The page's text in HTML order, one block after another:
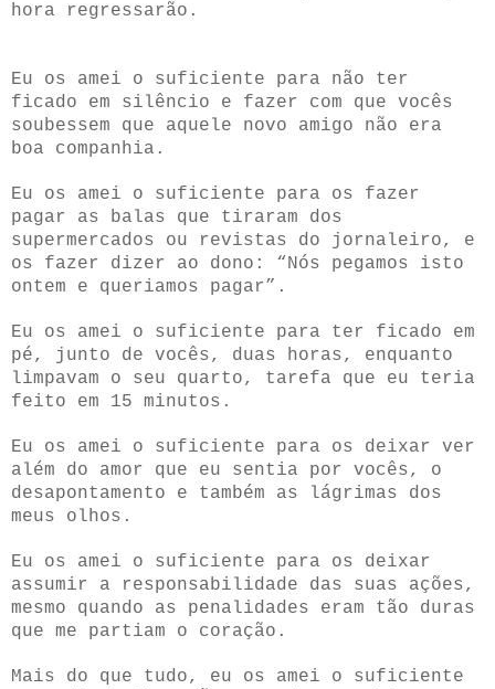
hora regressarão.
Eu os amei o suficiente para não ter
ficado em silêncio e fazer com que vocês
soubessem que aquele novo amigo não era
boa companhia.
Eu os amei o suficiente para os fazer
pagar as balas que tiraram dos
supermercados ou revistas do jornaleiro, e
os fazer dizer ao dono: “Nós pegamos isto
ontem e queriamos pagar”.
Eu os amei o suficiente para ter ficado em
pé, junto de vocês, duas horas, enquanto
limpavam o seu quarto, tarefa que eu teria
feito em 15 minutos.
Eu os amei o suficiente para os deixar ver
além do amor que eu sentia por vocês, o
desapontamento e também as lágrimas dos
meus olhos.
Eu os amei o suficiente para os deixar
assumir a responsabilidade das suas ações,
mesmo quando as penalidades eram tão duras
que me partiam o coração.
Mais do que tudo, eu os amei o suficiente